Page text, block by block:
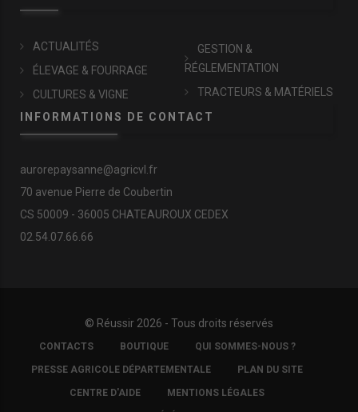
ACTUALITÉS
ÉLEVAGE & FOURRAGE
CULTURES & VIGNE
GESTION &
RÉGLEMENTATION
TRACTEURS & MATÉRIELS
INFORMATIONS DE CONTACT
aurorepaysanne@agricvl.fr
70 avenue Pierre de Coubertin
CS 50009 - 36005 CHATEAUROUX CEDEX
02.54.07.66.66
© Réussir 2026 - Tous droits réservés
FOOTER
COPYRIGHT
CONTACTS BOUTIQUE QUI SOMMES-NOUS ?
PRESSE AGRICOLE DÉPARTEMENTALE PLAN DU SITE
CENTRE D'AIDE MENTIONS LÉGALES